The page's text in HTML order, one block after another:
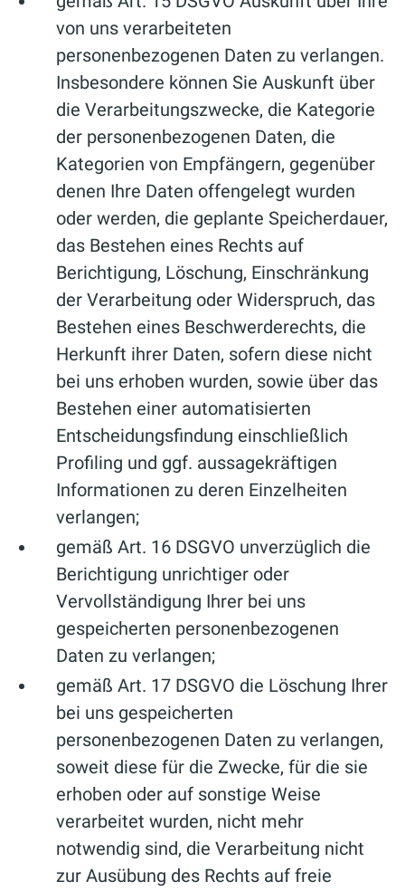
von uns verarbeiteten
personenbezogenen Daten zu verlangen.
Insbesondere können Sie Auskunft über
die Verarbeitungszwecke, die Kategorie
der personenbezogenen Daten, die
Kategorien von Empfängern, gegenüber
denen Ihre Daten offengelegt wurden
oder werden, die geplante Speicherdauer,
das Bestehen eines Rechts auf
Berichtigung, Löschung, Einschränkung
der Verarbeitung oder Widerspruch, das
Bestehen eines Beschwerderechts, die
Herkunft ihrer Daten, sofern diese nicht
bei uns erhoben wurden, sowie über das
Bestehen einer automatisierten
Entscheidungsfindung einschließlich
Profiling und ggf. aussagekräftigen
Informationen zu deren Einzelheiten
verlangen;
gemäß Art. 16 DSGVO unverzüglich die
Berichtigung unrichtiger oder
Vervollständigung Ihrer bei uns
gespeicherten personenbezogenen
Daten zu verlangen;
gemäß Art. 17 DSGVO die Löschung Ihrer
bei uns gespeicherten
personenbezogenen Daten zu verlangen,
soweit diese für die Zwecke, für die sie
erhoben oder auf sonstige Weise
verarbeitet wurden, nicht mehr
notwendig sind, die Verarbeitung nicht
zur Ausübung des Rechts auf freie